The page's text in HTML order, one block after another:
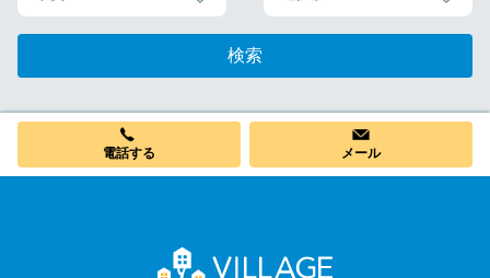
検索
電話する メール